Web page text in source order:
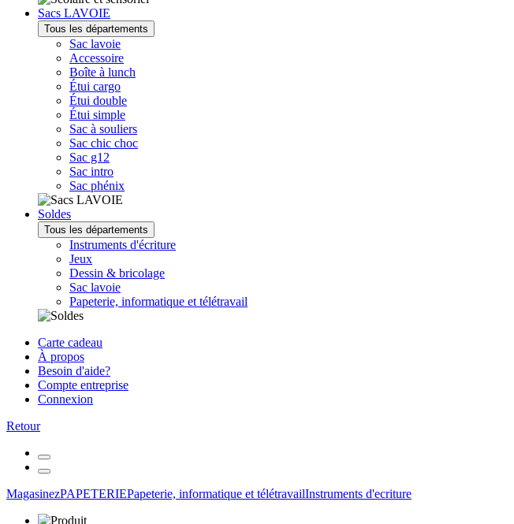
Sacs LAVOIE
Tous les départements
Sac lavoie
Accessoire
Boîte à lunch
Étui cargo
Étui double
Étui simple
Sac à souliers
Sac chic choc
Sac g12
Sac intro
Sac phénix
Soldes
Tous les départements
Instruments d'écriture
Jeux
Dessin & bricolage
Sac lavoie
Papeterie, informatique et télétravail
Carte cadeau
À propos
Besoin d'aide?
Compte entreprise
Connexion
Retour
MagasinezPAPETERIEPapeterie, informatique et télétravailInstruments d'ecriture